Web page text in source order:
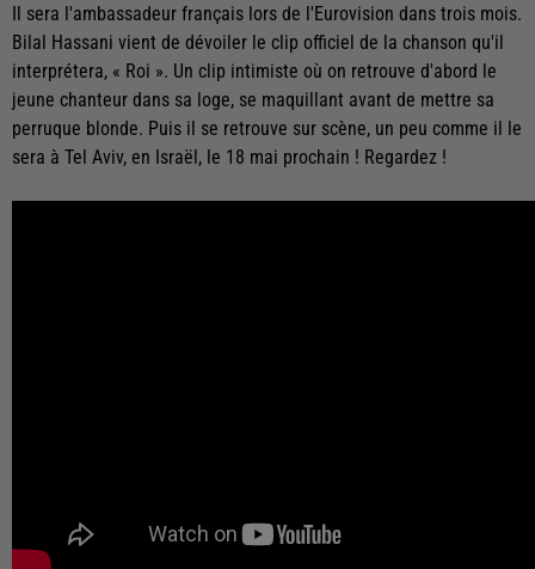
Il sera l'ambassadeur français lors de l'Eurovision dans trois mois.
Bilal Hassani vient de dévoiler le clip officiel de la chanson qu'il
interprétera, « Roi ». Un clip intimiste où on retrouve d'abord le
jeune chanteur dans sa loge, se maquillant avant de mettre sa
perruque blonde. Puis il se retrouve sur scène, un peu comme il le
sera à Tel Aviv, en Israël, le 18 mai prochain ! Regardez !